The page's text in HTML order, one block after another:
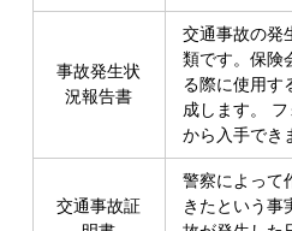
事故発生状
況報告書
交通事故の発
類です。保険
る際に使用す
成します。
から入手でき
交通事故証
警察によって
きたという事